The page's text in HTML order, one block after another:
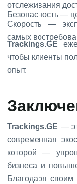
отслеживания
Безопасность —
Скорость —
самых
Trackings.GE
чтобы клиенты
опыт.
Trackings.GE —
современная
которой —
бизнеса и
Благодаря своим